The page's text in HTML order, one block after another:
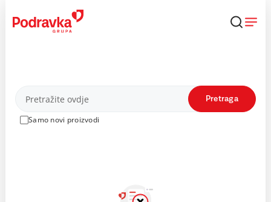
content
Proizvodi
Samo novi proizvodi
Pretraga